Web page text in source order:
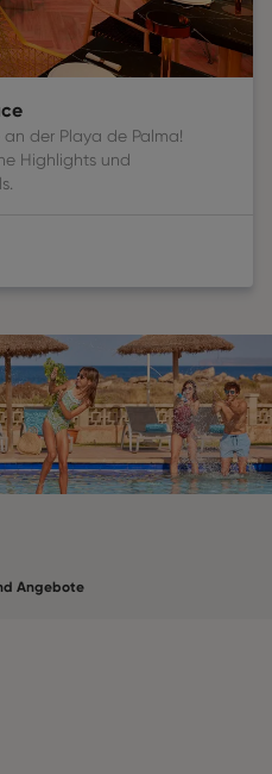
der Playa de Palma!
Highlights und
Angebote